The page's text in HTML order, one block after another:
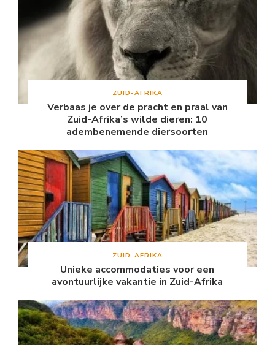
ZUID-AFRIKA
Verbaas je over de pracht en praal van
Zuid-Afrika’s wilde dieren: 10
adembenemende diersoorten
ZUID-AFRIKA
Unieke accommodaties voor een
avontuurlijke vakantie in Zuid-Afrika